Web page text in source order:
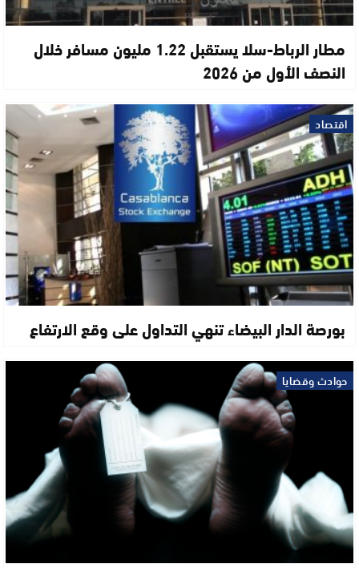
مطار الرباط-سلا يستقبل 1.22 مليون مسافر خلال
النصف الأول من 2026
اقتصاد
بورصة الدار البيضاء تنهي التداول على وقع الارتفاع
حوادث وقضايا